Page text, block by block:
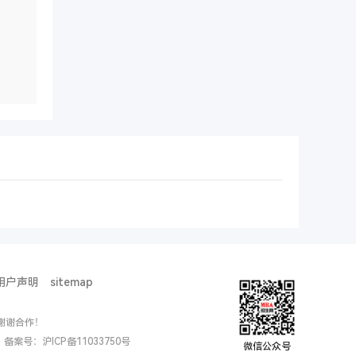
户声明 sitemap
合作！
案号：
沪ICP备11033750号 微信公众号